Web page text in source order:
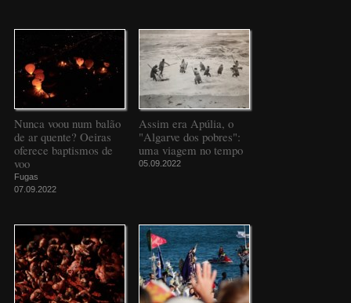
Nunca voou num balão
de ar quente? Oeiras
oferece baptismos de
voo
Fugas
07.09.2022
Assim era Apúlia, o
"Algarve dos pobres":
uma viagem no tempo
05.09.2022